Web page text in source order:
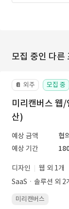
모집 중인 다른
📔 외주 모집 중
미리캔버스 웹/
산)
예상 금액
협
예상 기간
디자인
웹 외 1개
SaaSㆍ솔루션 외 2
미리캔버스